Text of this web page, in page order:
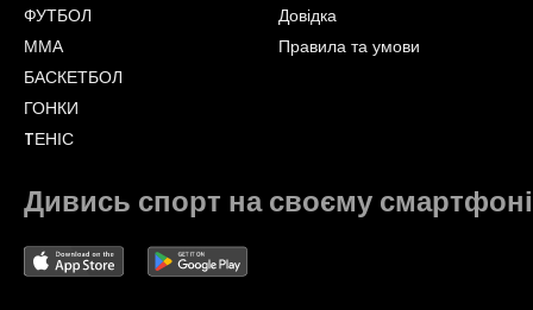
ФУТБОЛ
ММА
БАСКЕТБОЛ
ГОНКИ
TЕНІС
Довідка
Правила та умови
Дивись спорт на своєму смартфоні